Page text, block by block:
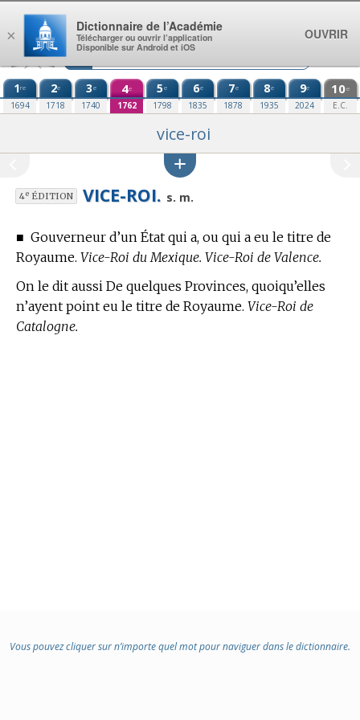
Aller au contenu
1re
1694
2e
1718
3e
1740
4e
1762
5e
1798
6e
1835
7e
1878
8e
1935
9e
2024
10e
E.C.
vice-roi
4eÉDITION VICE-ROI. s. m.
■ Gouverneur d’un État qui a, ou qui a eu le titre de
Royaume. Vice-Roi du Mexique. Vice-Roi de Valence.
On le dit aussi De quelques Provinces, quoiqu’elles
n’ayent point eu le titre de Royaume. Vice-Roi de
Catalogne.
Vous pouvez cliquer sur n’importe quel mot pour naviguer dans le dictionnaire.
×
Dictionnaire de l’Académie
Télécharger ou ouvrir l’application
Disponible sur Android et iOS
OUVRIR